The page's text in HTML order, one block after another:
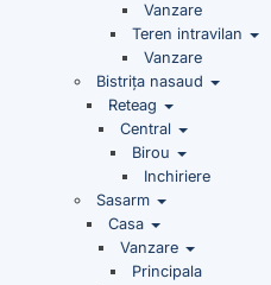
Vanzare
Teren intravilan
Vanzare
Bistrița nasaud
Reteag
Central
Birou
Inchiriere
Sasarm
Casa
Vanzare
Principala